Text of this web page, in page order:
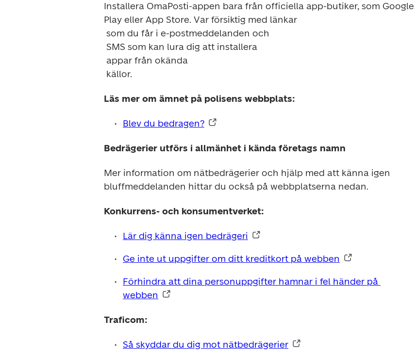
Installera OmaPosti-appen bara från officiella app-butiker, som Google
Play eller App Store. Var försiktig med länkar
källor.
Läs mer om ämnet på polisens webbplats:
Blev du bedragen?
Bedrägerier utförs i allmänhet i kända företags namn
Mer information om nätbedrägerier och hjälp med att känna igen
bluffmeddelanden hittar du också på webbplatserna nedan.
Konkurrens- och konsumentverket:
Lär dig känna igen bedrägeri
Ge inte ut uppgifter om ditt kreditkort på webben
Förhindra att dina personuppgifter hamnar i fel händer på
webben
Traficom:
Så skyddar du dig mot nätbedrägerier